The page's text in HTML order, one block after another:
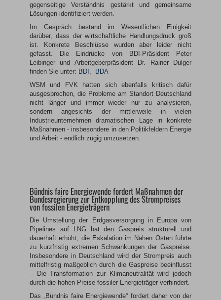
gegenseitige Verständnis gestärkt und gemeinsame
Lösungen identifiziert werden.
Im Gespräch bestand im Wesentlichen Einigkeit
darüber, dass der wirtschaftliche Handlungsdruck groß
ist. Konkrete Beschlüsse wurden aber leider nicht
gefasst. Die Eindrücke von BDI-Präsident Peter
Leibinger und Arbeitgeberpräsident Dr. Rainer Dulger
finden Sie unter: BDI
BDA
WSM und FVK hatten sich ebenfalls kritisch dafür
ausgesprochen, die Probleme am Standort Deutschland
nicht länger und immer wieder nur zu analysieren,
sondern angesichts der mittlerweile in vielen
Industrieunternehmen dramatischen Lage in konkrete
Maßnahmen - insbesondere in den Politikfeldern Energie
und Arbeit - endlich zügig umzusetzen.
Bündnis faire Energiewende fordert Maßnahmen der
Bundesregierung zur Entkopplung des Strompreises
von fossilen Energieträgern
Die Umstellung der Erdgasversorgung in Europa von
Pipelines auf LNG hat den Gaspreis strukturell und
dauerhaft erhöht, die Eskalation im Nahen Osten führte
zu kurzfristig extremen Schwankungen der Gaspreise.
Insbesondere in Deutschland wird der Strompreis auch
mittelfristig maßgeblich durch die Gaspreise beeinflusst
– Die Transformation zur Klimaneutralität wird jedoch
durch die hohen Preise fossiler Energieträger verhindert.
Das „Bündnis faire Energiewende“ fordert daher von der